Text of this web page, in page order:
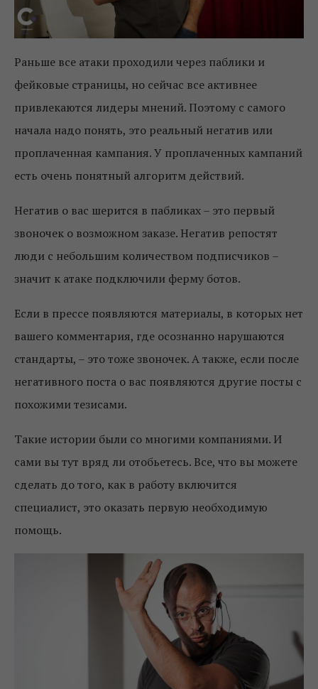
Раньше все атаки проходили через паблики и
фейковые страницы, но сейчас все активнее
привлекаются лидеры мнений. Поэтому с самого
начала надо понять, это реальный негатив или
проплаченная кампания. У проплаченных кампаний
есть очень понятный алгоритм действий.
Негатив о вас шерится в пабликах – это первый
звоночек о возможном заказе. Негатив репостят
люди с небольшим количеством подписчиков –
значит к атаке подключили ферму ботов.
Если в прессе появляются материалы, в которых нет
вашего комментария, где осознанно нарушаются
стандарты, – это тоже звоночек. А также, если после
негативного поста о вас появляются другие посты с
похожими тезисами.
Такие истории были со многими компаниями. И
сами вы тут вряд ли отобьетесь. Все, что вы можете
сделать до того, как в работу включится
специалист, это оказать первую необходимую
помощь.